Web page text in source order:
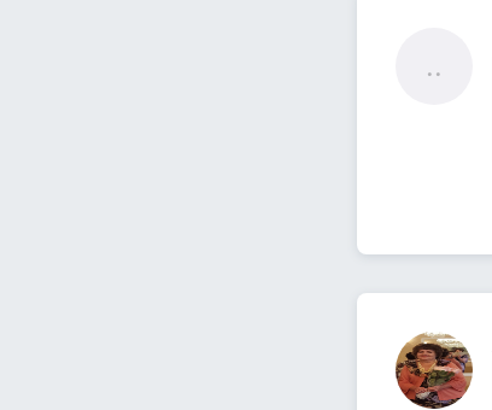
..